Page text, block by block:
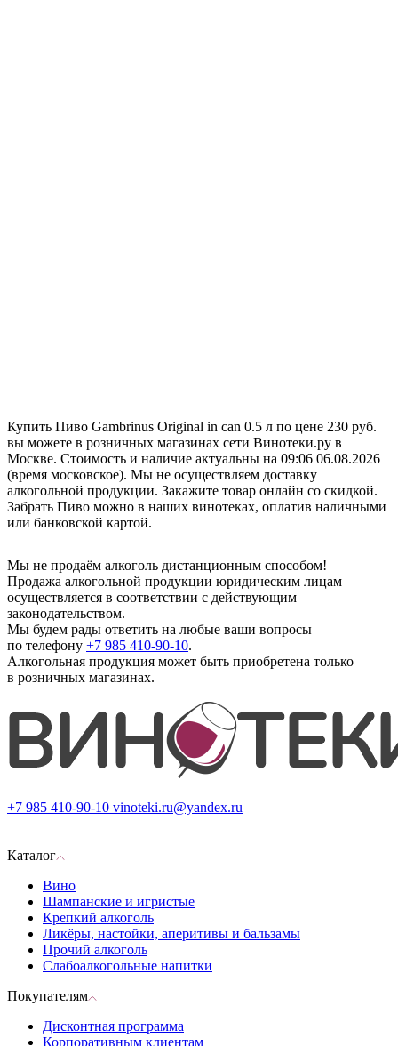
Купить Пиво Gambrinus Original in can 0.5 л по цене 230 руб.
вы можете в розничных магазинах сети Винотеки.ру в
Москве. Стоимость и наличие актуальны на 09:06 06.08.2026
(время московское). Мы не осуществляем доставку
алкогольной продукции. Закажите товар онлайн со скидкой.
Забрать Пиво можно в наших винотеках, оплатив наличными
или банковской картой.
Мы не продаём алкоголь дистанционным способом!
Продажа алкогольной продукции юридическим лицам
осуществляется в соответствии с действующим
законодательством.
Мы будем рады ответить на любые ваши вопросы
по телефону +7 985 410-90-10.
Алкогольная продукция может быть приобретена только
в розничных магазинах.
+7 985 410-90-10 vinoteki.ru@yandex.ru
Каталог
Вино
Шампанские и игристые
Крепкий алкоголь
Ликёры, настойки, аперитивы и бальзамы
Прочий алкоголь
Слабоалкогольные напитки
Покупателям
Дисконтная программа
Корпоративным клиентам